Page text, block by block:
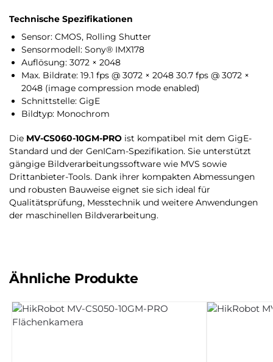
Technische Spezifikationen
Sensor: CMOS, Rolling Shutter
Sensormodell: Sony® IMX178
Auflösung: 3072 × 2048
Max. Bildrate: 19.1 fps @ 3072 × 2048 30.7 fps @ 3072 ×
2048 (image compression mode enabled)
Schnittstelle: GigE
Bildtyp: Monochrom
Die MV-CS060-10GM-PRO ist kompatibel mit dem GigE-
Standard und der GenICam-Spezifikation. Sie unterstützt
gängige Bildverarbeitungssoftware wie MVS sowie
Drittanbieter-Tools. Dank ihrer kompakten Abmessungen
und robusten Bauweise eignet sie sich ideal für
Qualitätsprüfung, Messtechnik und weitere Anwendungen
der maschinellen Bildverarbeitung.
Ähnliche Produkte